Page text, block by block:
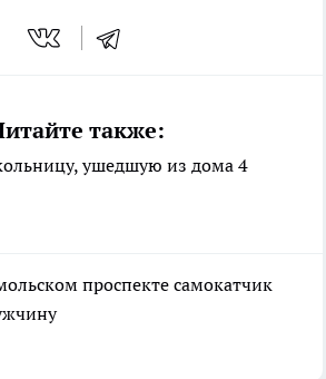
также:
ушедшую из дома 4
проспекте самокатчик